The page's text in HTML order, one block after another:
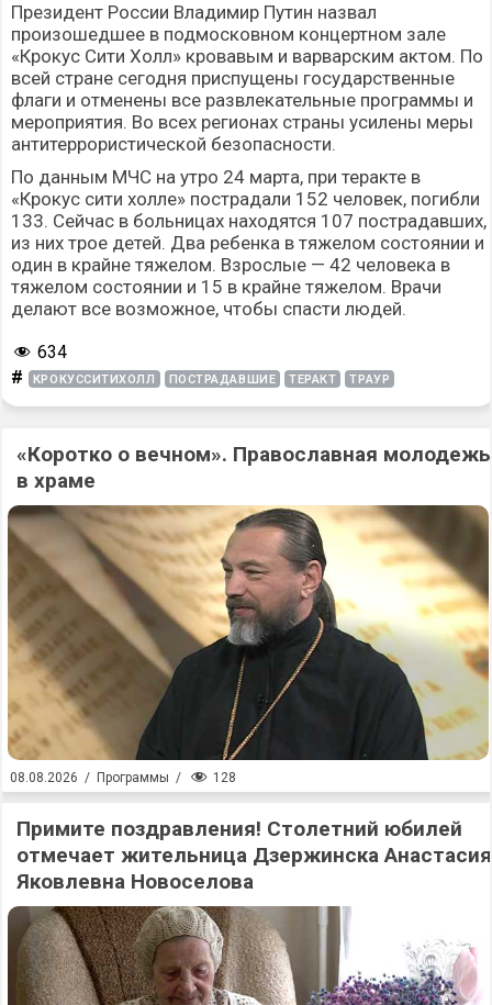
Президент России Владимир Путин назвал
произошедшее в подмосковном концертном зале
«Крокус Сити Холл» кровавым и варварским актом. По
всей стране сегодня приспущены государственные
флаги и отменены все развлекательные программы и
мероприятия. Во всех регионах страны усилены меры
антитеррористической безопасности.
По данным МЧС на утро 24 марта, при теракте в
«Крокус сити холле» пострадали 152 человек, погибли
133. Сейчас в больницах находятся 107 пострадавших,
из них трое детей. Два ребенка в тяжелом состоянии и
один в крайне тяжелом. Взрослые — 42 человека в
тяжелом состоянии и 15 в крайне тяжелом. Врачи
делают все возможное, чтобы спасти людей.
634
# КРОКУССИТИХОЛЛ ПОСТРАДАВШИЕ ТЕРАКТ ТРАУР
«Коротко о вечном». Православная молодежь
в храме
08.08.2026 / Программы / 128
Примите поздравления! Столетний юбилей
отмечает жительница Дзержинска Анастасия
Яковлевна Новоселова